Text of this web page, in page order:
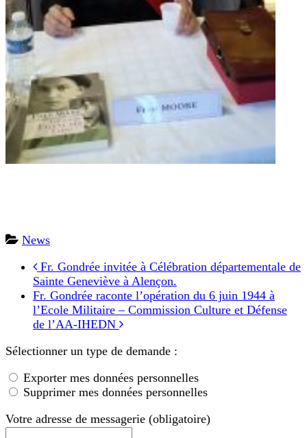
News
Fr. Gondrée invitée à Célébration départementale de
Sainte Geneviève à Alençon.
Fr. Gondrée raconte l’opération du 6 juin 1944 à
l’Ecole Militaire – Commission Culture et Défense
de l’AA-IHEDN
Sélectionner un type de demande :
Exporter mes données personnelles
Supprimer mes données personnelles
Votre adresse de messagerie (obligatoire)